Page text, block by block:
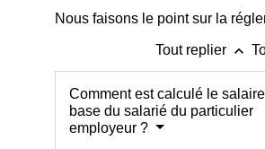
Nous faisons le point sur la
Tout replier keyboard_arrow_up
Comment est calculé le
base du salarié du particulier
employeur ?